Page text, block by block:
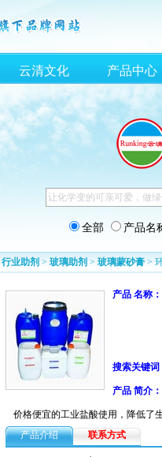
云清文化 产品中心
全部 产品名
行业助剂 > 玻璃助剂 > 玻璃蒙砂膏 >
产品 名称：
搜索关键词
产品 简介：
价格便宜的工业盐酸使用，降低了
产品介绍
联系方式